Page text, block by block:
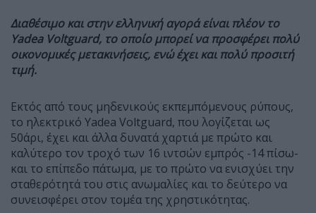
Διαθέσιμο και στην ελληνική αγορά είναι πλέον το
Yadea Voltguard, το οποίο μπορεί να προσφέρει πολύ
οικονομικές μετακινήσεις, ενώ έχει και πολύ προσιτή
τιμή.
Εκτός από τους μηδενικούς εκπεμπόμενους ρύπους,
το ηλεκτρικό Yadea Voltguard, που λογίζεται ως
50άρι, έχει και άλλα δυνατά χαρτιά με πρώτο και
καλύτερο τον τροχό των 16 ιντσών εμπρός -14 πίσω-
και το επίπεδο πάτωμα, με το πρώτο να ενισχύει την
σταθερότητά του στις ανωμαλίες και το δεύτερο να
συνεισφέρει στον τομέα της χρηστικότητας.